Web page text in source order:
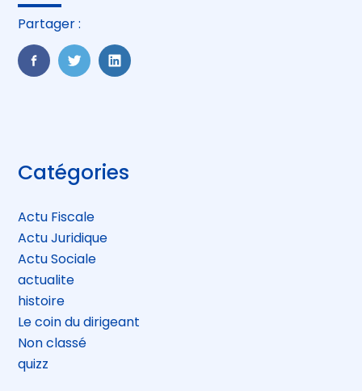
Partager :
FaceBook
TwitterLinkedIn
Blog
sidebar
Catégories
Actu Fiscale
Actu Juridique
Actu Sociale
actualite
histoire
Le coin du dirigeant
Non classé
quizz